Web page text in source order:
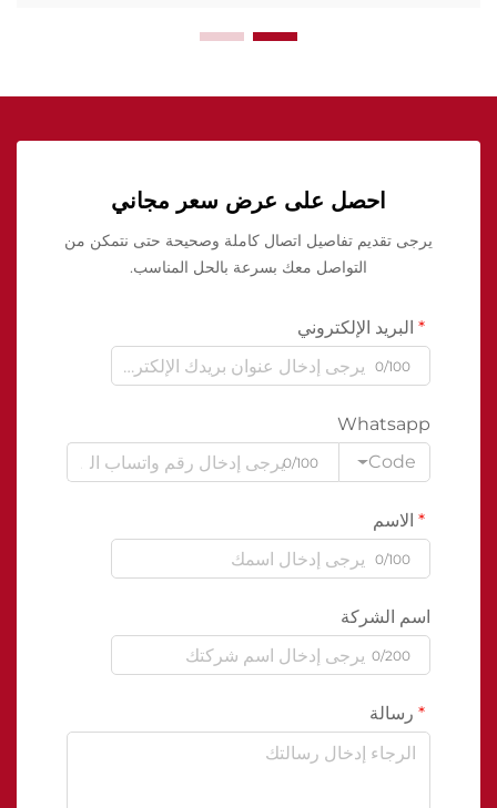
احصل على عرض سعر مجاني
يرجى تقديم تفاصيل اتصال كاملة وصحيحة حتى نتمكن من
التواصل معك بسرعة بالحل المناسب.
البريد الإلكتروني
0/100
Whatsapp
Code
0/100
الاسم
0/100
اسم الشركة
0/200
رسالة